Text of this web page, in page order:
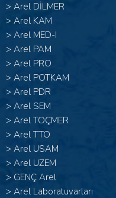
> Arel DİLMER
> Arel KAM
> Arel MED-I
> Arel PAM
> Arel PRO
> Arel POTKAM
> Arel PDR
> Arel SEM
> Arel TOÇMER
> Arel TTO
> Arel USAM
> Arel UZEM
> GENÇ Arel
> Arel Laboratuvarları